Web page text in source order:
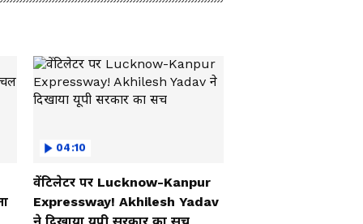
04:10
वेंटिलेटर पर Lucknow-Kanpur
Expressway! Akhilesh Yadav